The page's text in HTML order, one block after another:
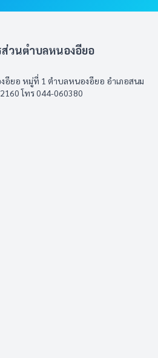
ส่วนตำบลหนองอียอ
อียอ หมู่ที่ 1 ตำบลหนองอียอ อำเภอสนม
โทร 044-060380